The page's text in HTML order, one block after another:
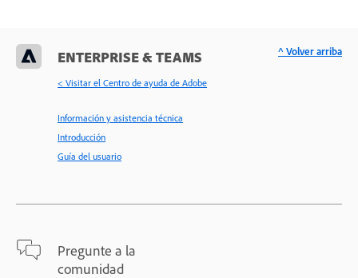
ENTERPRISE & TEAMS
< Visitar el Centro de ayuda de Adobe
Información y asistencia técnica
Introducción
Guía del usuario
Pregunte a la
comunidad
^ Volver arriba